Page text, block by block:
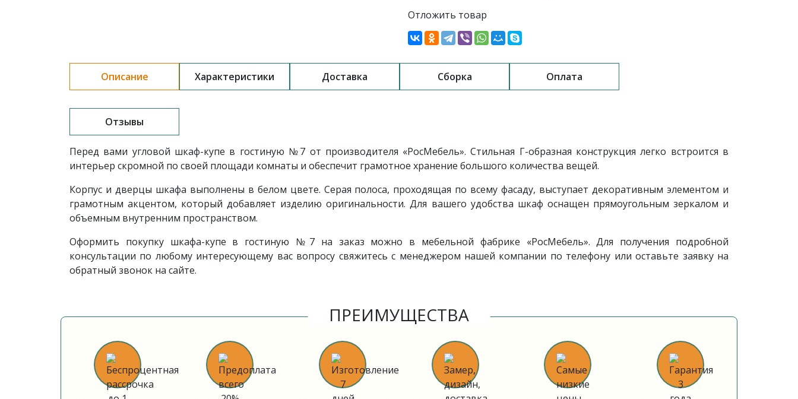
Отложить товар
Описание Характеристики Доставка Сборка Оплата
Отзывы
Перед вами угловой шкаф-купе в гостиную №7 от производителя «РосМебель». Стильная Г-образная конструкция легко встроится в
интерьер скромной по своей площади комнаты и обеспечит грамотное хранение большого количества вещей.
Корпус и дверцы шкафа выполнены в белом цвете. Серая полоса, проходящая по всему фасаду, выступает декоративным элементом и
грамотным акцентом, который добавляет изделию оригинальности. Для вашего удобства шкаф оснащен прямоугольным зеркалом и
объемным внутренним пространством.
Оформить покупку шкафа-купе в гостиную №7 на заказ можно в мебельной фабрике «РосМебель». Для получения подробной
консультации по любому интересующему вас вопросу свяжитесь с менеджером нашей компании по телефону или оставьте заявку на
обратный звонок на сайте.
ПРЕИМУЩЕСТВА